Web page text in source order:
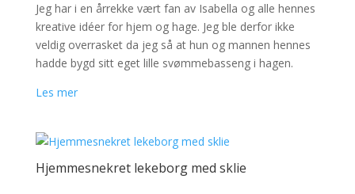
Jeg har i en årrekke vært fan av Isabella og alle hennes
kreative idéer for hjem og hage. Jeg ble derfor ikke
veldig overrasket da jeg så at hun og mannen hennes
hadde bygd sitt eget lille svømmebasseng i hagen.
Les mer
Hjemmesnekret lekeborg med sklie